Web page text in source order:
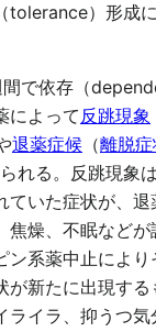
tolerance）形成
で依存（
によって反跳現象
退薬症候 （離脱症
れる。反跳現象
ていた症状が、
焦燥、不眠など
ン系薬中止によ
が新たに出現する
ライラ、抑うつ